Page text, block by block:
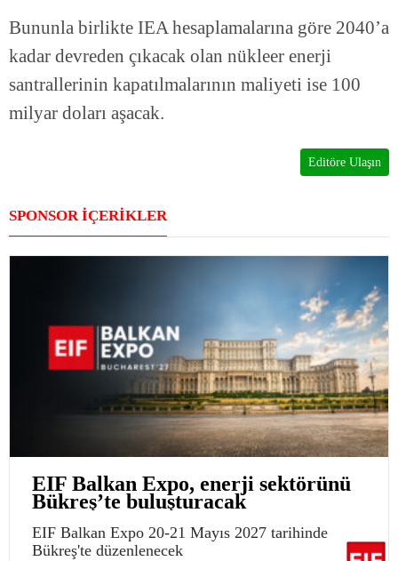
Bununla birlikte IEA hesaplamalarına göre 2040’a
kadar devreden çıkacak olan nükleer enerji
santrallerinin kapatılmalarının maliyeti ise 100
milyar doları aşacak.
Editöre Ulaşın
SPONSOR İÇERİKLER
EIF Balkan Expo, enerji sektörünü
Bükreş’te buluşturacak
EIF Balkan Expo 20-21 Mayıs 2027 tarihinde
Bükreş'te düzenlenecek